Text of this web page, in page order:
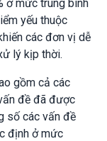
ở mức trung bình
yếu thuộc
các đơn vị dễ
lý kịp thời.
gồm cả các
đề đã được
số các vấn đề
định ở mức